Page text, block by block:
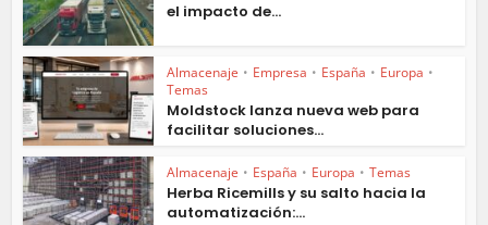
el impacto de...
Almacenaje • Empresa • España • Europa •
Temas
Moldstock lanza nueva web para
facilitar soluciones...
Almacenaje • España • Europa • Temas
Herba Ricemills y su salto hacia la
automatización:...